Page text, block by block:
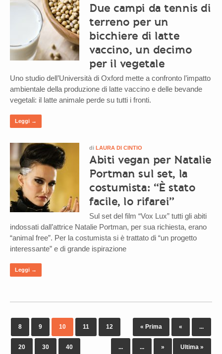
Due campi da tennis di
terreno per un
bicchiere di latte
vaccino, un decimo
per il vegetale
Uno studio dell’Università di Oxford mette a confronto l’impatto
ambientale della produzione di latte vaccino e delle bevande
vegetali: il latte animale perde su tutti i fronti.
Leggi →
di LAURA DI CINTIO
Abiti vegan per Natalie
Portman sul set, la
costumista: “È stato
facile, lo rifarei”
Sul set del film “Vox Lux” tutti gli abiti
indossati dall’attrice Natalie Portman, per sua richiesta, erano
“animal free”. Per la costumista si è trattato di “un progetto
interessante” e di grande ispirazione
Leggi →
« Prima « ...
8 9 10 11 12
...
20 30 40 ... » Ultima »